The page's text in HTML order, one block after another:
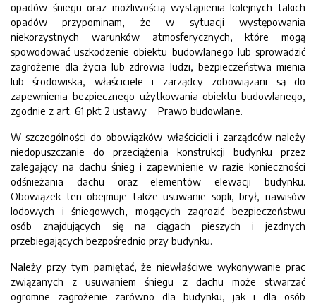
opadów śniegu oraz możliwością wystąpienia kolejnych takich
opadów przypominam, że w sytuacji występowania
niekorzystnych warunków atmosferycznych, które mogą
spowodować uszkodzenie obiektu budowlanego lub sprowadzić
zagrożenie dla życia lub zdrowia ludzi, bezpieczeństwa mienia
lub środowiska, właściciele i zarządcy zobowiązani są do
zapewnienia bezpiecznego użytkowania obiektu budowlanego,
zgodnie z art. 61 pkt 2 ustawy − Prawo budowlane.
W szczególności do obowiązków właścicieli i zarządców należy
niedopuszczanie do przeciążenia konstrukcji budynku przez
zalegający na dachu śnieg i zapewnienie w razie konieczności
odśnieżania dachu oraz elementów elewacji budynku.
Obowiązek ten obejmuje także usuwanie sopli, brył, nawisów
lodowych i śniegowych, mogących zagrozić bezpieczeństwu
osób znajdujących się na ciągach pieszych i jezdnych
przebiegających bezpośrednio przy budynku.
Należy przy tym pamiętać, że niewłaściwe wykonywanie prac
związanych z usuwaniem śniegu z dachu może stwarzać
ogromne zagrożenie zarówno dla budynku, jak i dla osób